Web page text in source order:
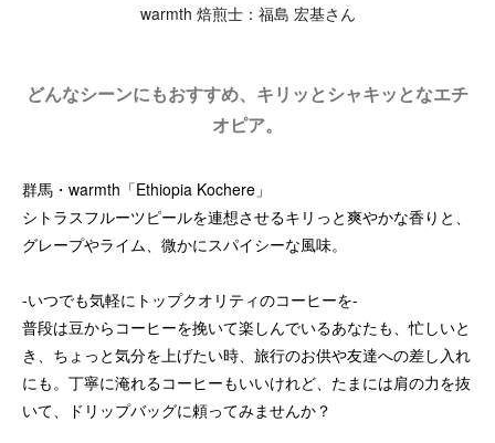
warmth 焙煎士：福島 宏基さん
どんなシーンにもおすすめ、キリッとシャキッとなエチ
オピア。
群馬・warmth「Ethiopia Kochere」
シトラスフルーツピールを連想させるキリっと爽やかな香りと、
グレープやライム、微かにスパイシーな風味。
-いつでも気軽にトップクオリティのコーヒーを-
普段は豆からコーヒーを挽いて楽しんでいるあなたも、忙しいと
き、ちょっと気分を上げたい時、旅行のお供や友達への差し入れ
にも。丁寧に淹れるコーヒーもいいけれど、たまには肩の力を抜
いて、ドリップバッグに頼ってみませんか？